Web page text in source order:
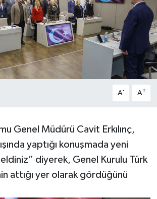
A- A+
Genel Müdürü Cavit Erkılınç,
yaptığı konuşmada yeni
diyerek, Genel Kurulu Türk
attığı yer olarak gördüğünü